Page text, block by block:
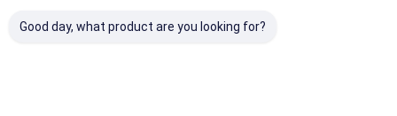
Holographische rote Punktsicht
Good day, what product are you looking for?